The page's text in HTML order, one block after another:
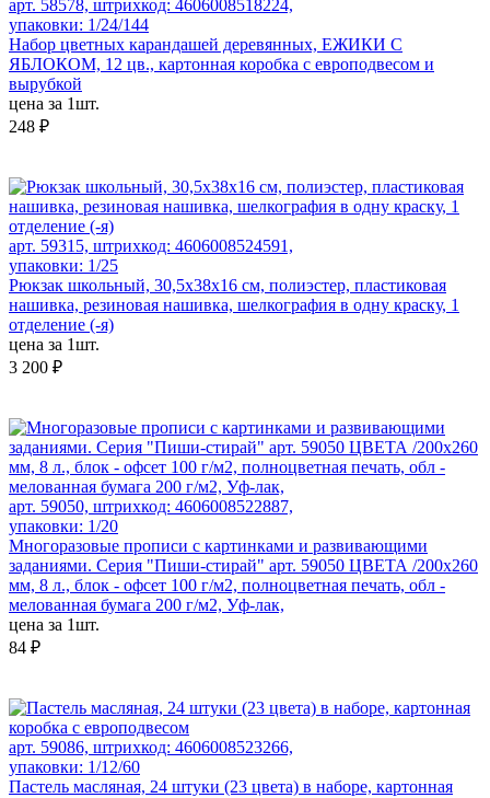
арт. 58578, штрихкод: 4606008518224,
упаковки: 1/24/144
Набор цветных карандашей деревянных, ЕЖИКИ С
ЯБЛОКОМ, 12 цв., картонная коробка с европодвесом и
вырубкой
цена за 1шт.
248 ₽
арт. 59315, штрихкод: 4606008524591,
упаковки: 1/25
Рюкзак школьный, 30,5x38x16 см, полиэстер, пластиковая
нашивка, резиновая нашивка, шелкография в одну краску, 1
отделение (-я)
цена за 1шт.
3 200 ₽
арт. 59050, штрихкод: 4606008522887,
упаковки: 1/20
Многоразовые прописи с картинками и развивающими
заданиями. Серия "Пиши-стирай" арт. 59050 ЦВЕТА /200х260
мм, 8 л., блок - офсет 100 г/м2, полноцветная печать, обл -
мелованная бумага 200 г/м2, Уф-лак,
цена за 1шт.
84 ₽
арт. 59086, штрихкод: 4606008523266,
упаковки: 1/12/60
Пастель масляная, 24 штуки (23 цвета) в наборе, картонная